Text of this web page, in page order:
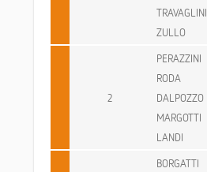
TRAVAGLINI
ZULLO
2
PERAZZINI
RODA
DALPOZZO
MARGOTTI
LANDI
BORGATTI